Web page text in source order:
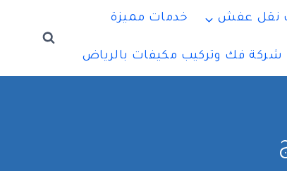
نقل عفش خدمات مميزة
شركة فك وتركيب مكيفات بالرياض